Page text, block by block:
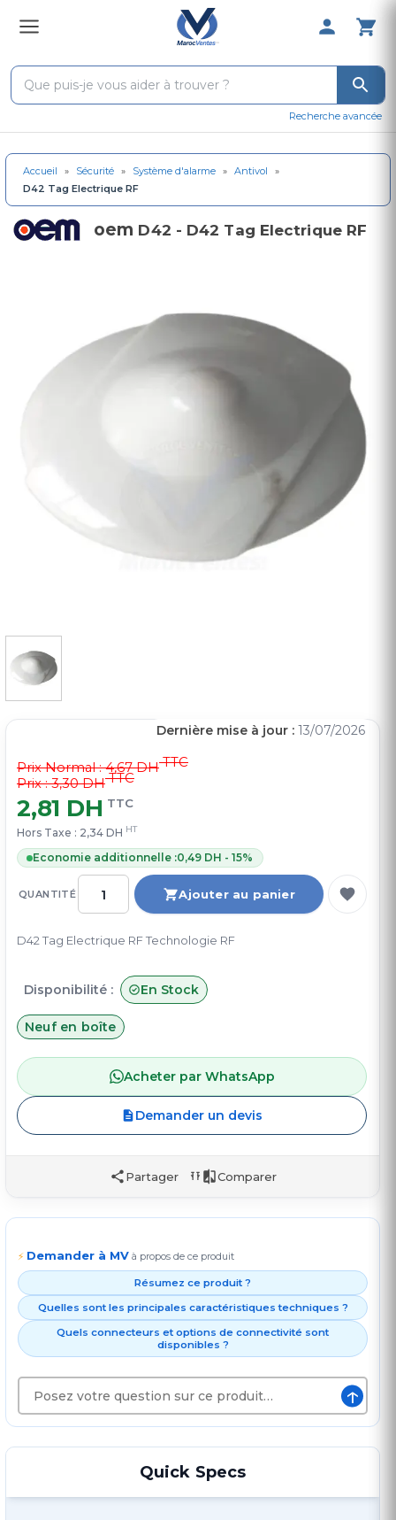
0 Produit
Recherche avancée
Accueil » Sécurité » Système d'alarme » Antivol
»
D42 Tag Electrique RF
oem D42 - D42 Tag Electrique RF
QUANTITÉ Ajouter au panier
Prix Normal :4,67 DHTTC
Prix : 3,30 DHTTC
2,81 DH TTC
Hors Taxe : 2,34 DH HT
Economie additionnelle :0,49 DH - 15%
D42 Tag Electrique RF Technologie RF
Disponibilité : En Stock
Dernière mise à jour : 13/07/2026
Neuf en boîte
Acheter par WhatsApp
Demander un devis
Partager Comparer
⚡ Demander à MV à propos de ce produit
Résumez ce produit ?
Quelles sont les principales caractéristiques techniques ?
Quels connecteurs et options de connectivité sont
disponibles ?
↑
Quick Specs